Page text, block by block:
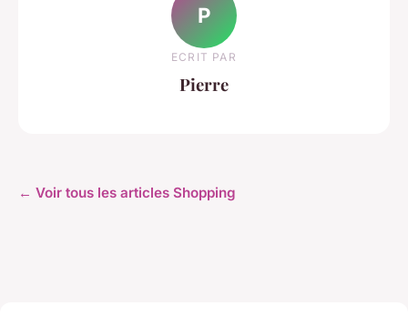
P
ECRIT PAR
Pierre
← Voir tous les articles Shopping